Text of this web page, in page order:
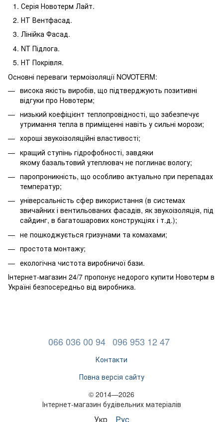
Серія Новотерм Лайт.
НТ Вентфасад.
Лінійка Фасад.
NT Підлога.
НТ Покрівля.
Основні переваги термоізоляції NOVOTERM:
висока якість виробів, що підтверджують позитивні
відгуки про Новотерм;
низький коефіцієнт теплопровідності, що забезпечує
утримання тепла в приміщенні навіть у сильні морози;
хороші звукоізоляційні властивості;
кращий ступінь гідрофобності, завдяки
якому базальтовий утеплювач не поглинає вологу;
паропроникність, що особливо актуально при перепадах
температур;
універсальність сфер використання (в системах
звичайних і вентильованих фасадів, як звукоізоляція, під
сайдинг, в багатошарових конструкціях і т.д.);
не пошкоджується гризунами та комахами;
простота монтажу;
екологічна чистота виробничої бази.
Інтернет-магазин 24/7 пропонує недорого купити Новотерм в
Україні безпосередньо від виробника.
066 036 00 94 096 953 12 47
Контакти
Повна версія сайту
© 2014—2026
Інтернет-магазин будівельних матеріалів
Укр Рус